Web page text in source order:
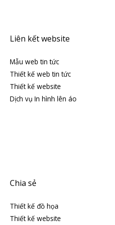
Liên kết website
Mẫu web tin tức
Thiết kế web tin tức
Thiết kế website
Dịch vụ In hình lên áo
Chia sẻ
Thiết kế đồ họa
Thiết kế website